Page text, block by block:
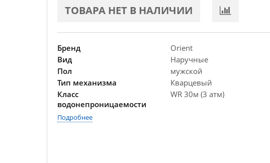
ТОВАРА НЕТ В НАЛИЧИИ
Бренд
Orient
Вид
Наручные
Пол
мужской
Тип механизма
Кварцевый
Класс
водонепроницаемости
WR 30м (3 атм)
Подробнее